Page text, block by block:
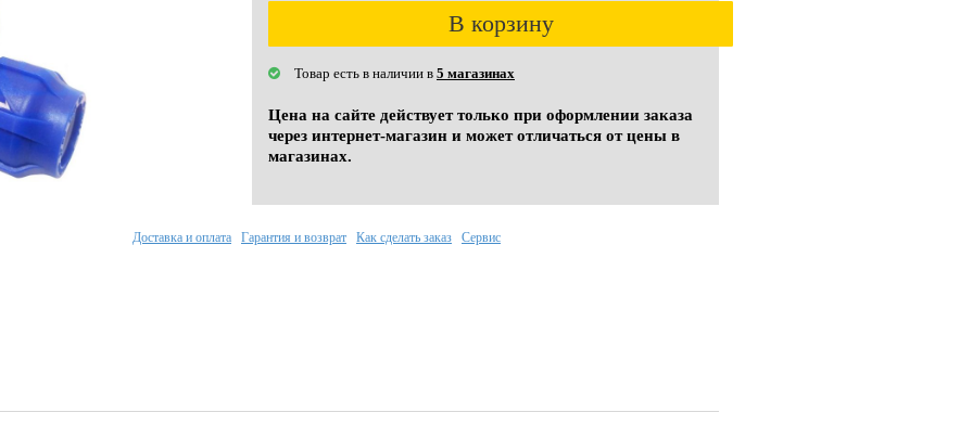
В корзину
Товар есть в наличии в 5 магазинах
Цена на сайте действует только при оформлении заказа
через интернет-магазин и может отличаться от цены в
магазинах.
Доставка и оплата Гарантия и возврат Как сделать заказ Сервис